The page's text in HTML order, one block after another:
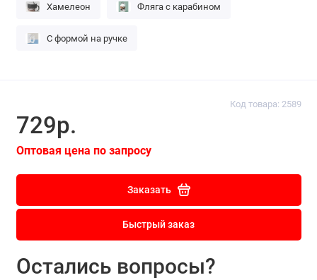
Код товара: 2589
729р.
Оптовая цена по запросу
Заказать
Быстрый заказ
Остались вопросы?
Хамелеон Фляга с карабином
С формой на ручке